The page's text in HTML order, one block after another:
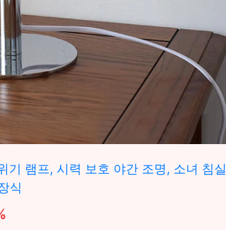
기 램프, 시력 보호 야간 조명, 소녀 침실
식